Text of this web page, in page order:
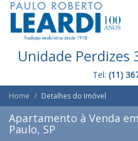
Unidade Perdizes
Tel: (11)
Home Detalhes do Imóvel
Apartamento à Venda
Paulo, SP